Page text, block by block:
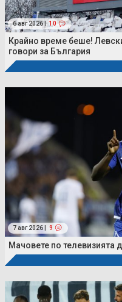
6 авг 2026 | 10
Крайно време беше!
говори за България
7 авг 2026 | 9
Мачовете по телевизията